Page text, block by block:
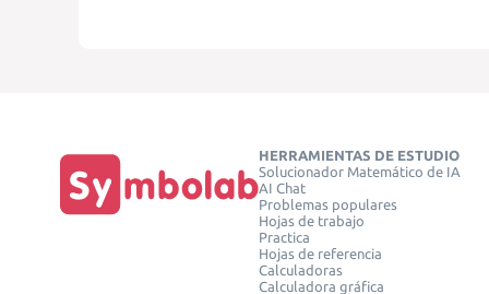
HERRAMIENTAS DE ESTUDIO
Solucionador Matemático de IA
AI Chat
Problemas populares
Hojas de trabajo
Practica
Hojas de referencia
Calculadoras
Calculadora gráfica